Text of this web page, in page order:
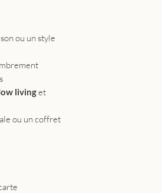
ou un style
livinget
ou un coffret